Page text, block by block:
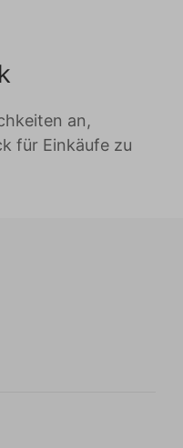
an,
für Einkäufe zu